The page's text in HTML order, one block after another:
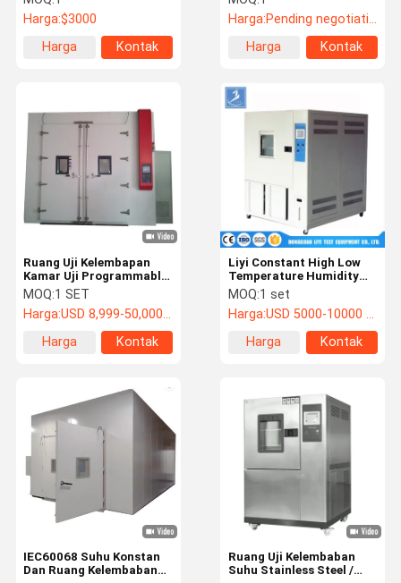
Produk Video
Tentang
-70 ℃ ~ 150 ℃
Harga:Pending negotiation
Harga
Kontak
industri
Harga:$3000
Harga
Kontak
Liyi Constant High Low
Temperature Humidity
Controlled Cabinets
Dapat Diprogram
MOQ:1 set
Harga:USD 5000-10000 / 1 set
Harga
Kontak
Ruang Uji Kelembapan
Kamar Uji Programmable
- Di Ruang Uji Lingkungan
Simulasi
MOQ:1 SET
Harga:USD 8,999-50,000/set
Harga
Kontak
Ruang Uji Kelembaban
Suhu Stainless Steel /
IEC60068 Suhu Konstan
Dan Ruang Kelembaban